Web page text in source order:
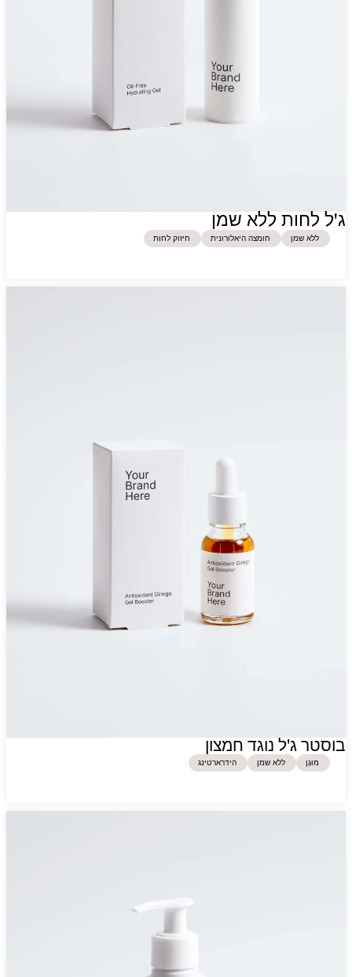
ג'ל לחות ללא שמן
ללא שמן חומצה היאלורונית חיזוק לחות
בוסטר ג'ל נוגד חמצון
מוּגָן ללא שמן הידרארטינג